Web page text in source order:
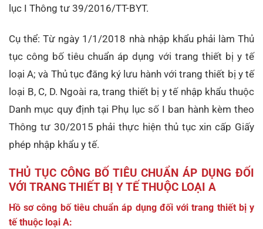
lục I Thông tư 39/2016/TT-BYT.
Cụ thể: Từ ngày 1/1/2018 nhà nhập khẩu phải làm Thủ
tục công bố tiêu chuẩn áp dụng với trang thiết bị y tế
loại A; và Thủ tục đăng ký lưu hành với trang thiết bị y tế
loại B, C, D. Ngoài ra, trang thiết bị y tế nhập khẩu thuộc
Danh mục quy định tại Phụ lục số I ban hành kèm theo
Thông tư 30/2015 phải thực hiện thủ tục xin cấp Giấy
phép nhập khẩu y tế.
THỦ TỤC CÔNG BỐ TIÊU CHUẨN ÁP DỤNG ĐỐI
VỚI TRANG THIẾT BỊ Y TẾ THUỘC LOẠI A
Hồ sơ công bố tiêu chuẩn áp dụng đối với trang thiết bị y
tế thuộc loại A: